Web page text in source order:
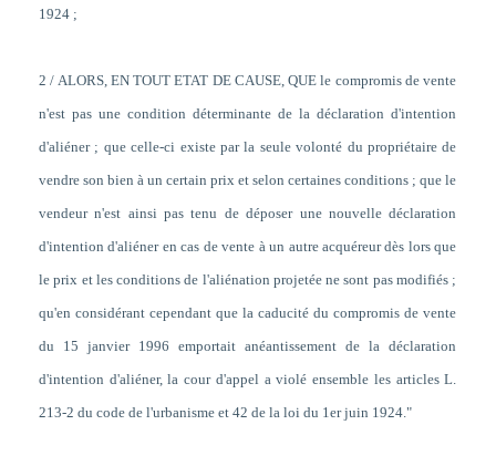
1924 ;
2 / ALORS, EN TOUT ETAT DE CAUSE, QUE le compromis de vente
n'est pas une condition déterminante de la déclaration d'intention
d'aliéner ; que celle-ci existe par la seule volonté du propriétaire de
vendre son bien à un certain prix et selon certaines conditions ; que le
vendeur n'est ainsi pas tenu de déposer une nouvelle déclaration
d'intention d'aliéner en cas de vente à un autre acquéreur dès lors que
le prix et les conditions de l'aliénation projetée ne sont pas modifiés ;
qu'en considérant cependant que la caducité du compromis de vente
du 15 janvier 1996 emportait anéantissement de la déclaration
d'intention d'aliéner, la cour d'appel a violé ensemble les articles L.
213-2 du code de l'urbanisme et 42 de la loi du 1er juin 1924."